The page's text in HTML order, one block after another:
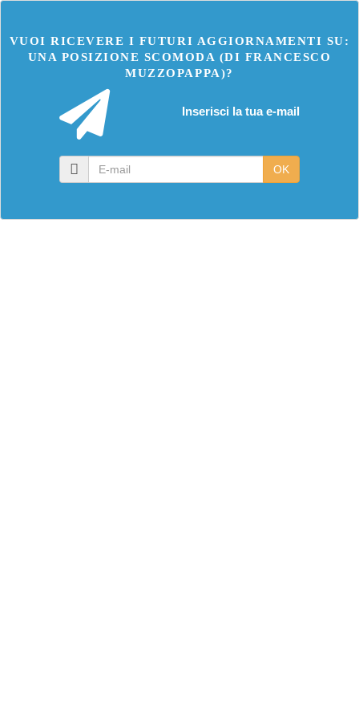
VUOI RICEVERE I FUTURI AGGIORNAMENTI SU:
UNA POSIZIONE SCOMODA (DI FRANCESCO
MUZZOPAPPA)?
Inserisci la tua e-mail
OK